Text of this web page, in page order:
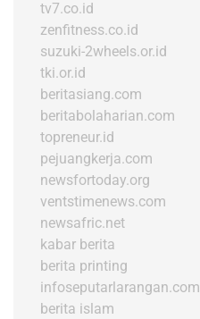
tv7.co.id
zenfitness.co.id
suzuki-2wheels.or.id
tki.or.id
beritasiang.com
beritabolaharian.com
topreneur.id
pejuangkerja.com
newsfortoday.org
ventstimenews.com
newsafric.net
kabar berita
berita printing
infoseputarlarangan.com
berita islam